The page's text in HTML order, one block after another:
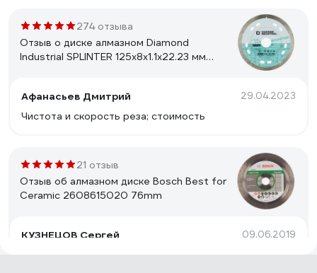
274 отзыва
Отзыв о диске алмазном Diamond
Industrial SPLINTER 125x8x1.1x22.23 мм
Афанасьев Дмитрий
29.04.2023
Чистота и скорость реза; стоимость
21 отзыв
Отзыв об алмазном диске Bosch Best for
Ceramic 2608615020 76mm
КУЗНЕЦОВ Сергей 09.06.2019
Бренд, цена, качество.